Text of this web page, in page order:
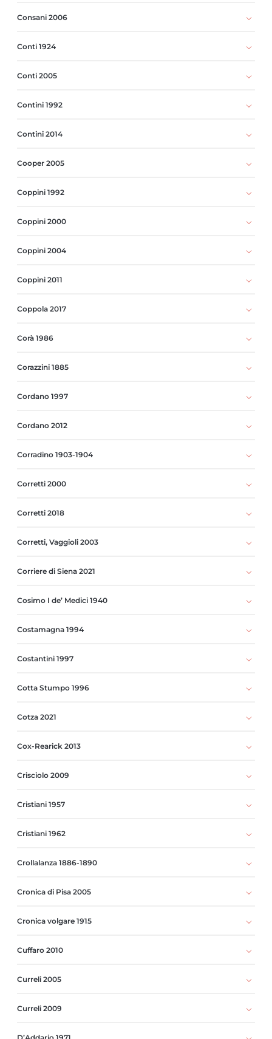
Consani 2006
Conti 1924
Conti 2005
Contini 1992
Contini 2014
Cooper 2005
Coppini 1992
Coppini 2000
Coppini 2004
Coppini 2011
Coppola 2017
Corà 1986
Corazzini 1885
Cordano 1997
Cordano 2012
Corradino 1903-1904
Corretti 2000
Corretti 2018
Corretti, Vaggioli 2003
Corriere di Siena 2021
Cosimo I de’ Medici 1940
Costamagna 1994
Costantini 1997
Cotta Stumpo 1996
Cotza 2021
Cox-Rearick 2013
Crisciolo 2009
Cristiani 1957
Cristiani 1962
Crollalanza 1886-1890
Cronica di Pisa 2005
Cronica volgare 1915
Cuffaro 2010
Curreli 2005
Curreli 2009